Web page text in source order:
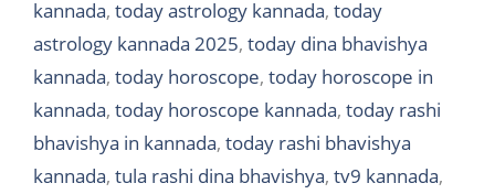
kannada, today astrology kannada, today
astrology kannada 2025, today dina bhavishya
kannada, today horoscope, today horoscope in
kannada, today horoscope kannada, today rashi
bhavishya in kannada, today rashi bhavishya
kannada, tula rashi dina bhavishya, tv9 kannada,